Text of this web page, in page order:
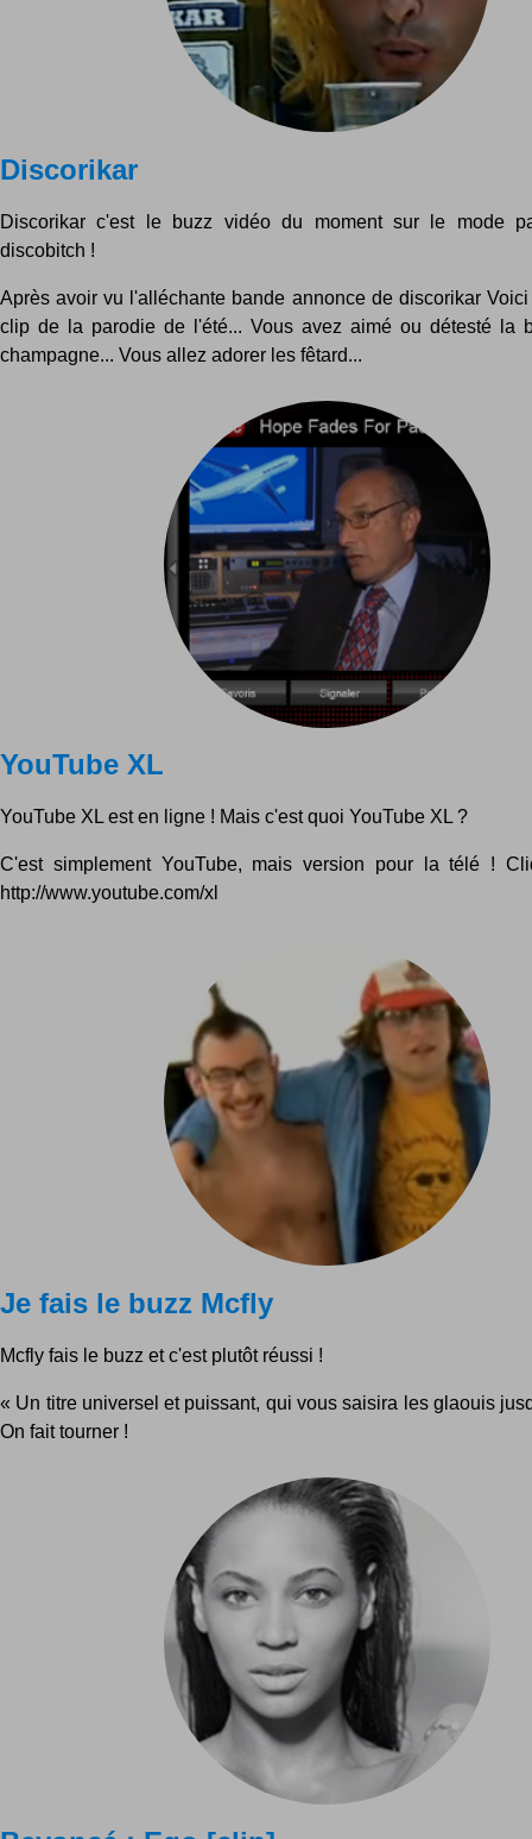
Discorikar
Discorikar c'est le buzz vidéo du moment sur le mode
discobitch !
Après avoir vu l'alléchante bande annonce de discorikar
clip de la parodie de l'été... Vous avez aimé ou détesté la
champagne... Vous allez adorer les fêtard...
YouTube XL
YouTube XL est en ligne ! Mais c'est quoi YouTube XL ?
C'est simplement YouTube, mais version pour la télé !
http://www.youtube.com/xl
Je fais le buzz Mcfly
Mcfly fais le buzz et c'est plutôt réussi !
« Un titre universel et puissant, qui vous saisira les glaouis
On fait tourner !